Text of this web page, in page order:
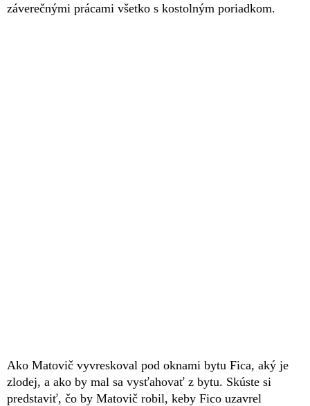
záverečnými prácami všetko s kostolným poriadkom.
Ako Matovič vyvreskoval pod oknami bytu Fica, aký je
zlodej, a ako by mal sa vysťahovať z bytu. Skúste si
predstaviť, čo by Matovič robil, keby Fico uzavrel